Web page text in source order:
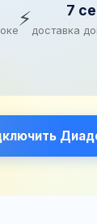
⚡ 7
доставка